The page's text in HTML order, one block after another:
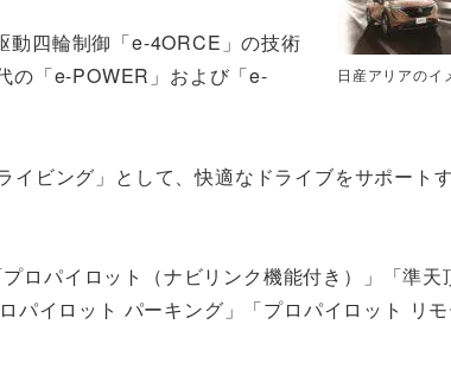
日産アリアのイ
動四輪制御「e-4ORCE」の技術
の「e-POWER」および「e-
ビング」として、快適なドライブをサポート
ロパイロット（ナビリンク機能付き）」「準天
パイロット パーキング」「プロパイロット リ